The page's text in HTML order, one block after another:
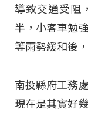
導致交通受阻
半，小客車勉
等雨勢緩和後
南投縣府工務
現在是其實好